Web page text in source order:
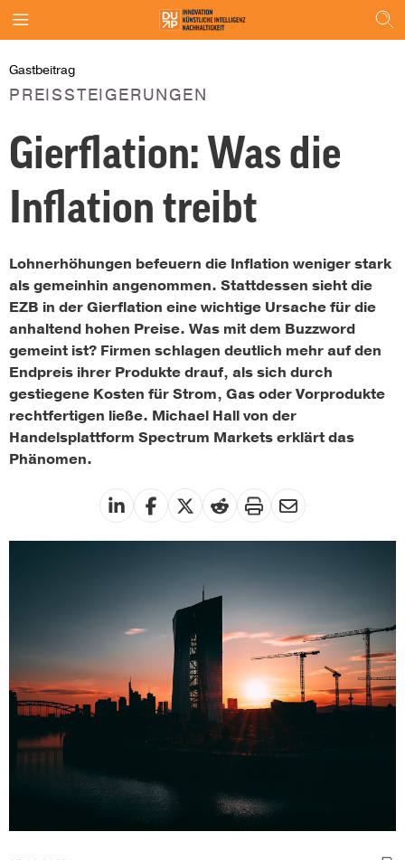
Gastbeitrag
PREISSTEIGERUNGEN
Gierflation: Was die
Inflation treibt
Lohnerhöhungen befeuern die Inflation weniger stark
als gemeinhin angenommen. Stattdessen sieht die
EZB in der Gierflation eine wichtige Ursache für die
anhaltend hohen Preise. Was mit dem Buzzword
gemeint ist? Firmen schlagen deutlich mehr auf den
Endpreis ihrer Produkte drauf, als sich durch
gestiegene Kosten für Strom, Gas oder Vorprodukte
rechtfertigen ließe. Michael Hall von der
Handelsplattform Spectrum Markets erklärt das
Phänomen.